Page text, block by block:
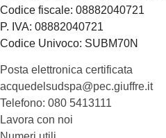
Codice fiscale: 08882040721
P. IVA: 08882040721
Codice Univoco: SUBM70N
Posta elettronica certificata
acquedelsudspa@pec.giuffre.it
Telefono: 080 5413111
Lavora con noi